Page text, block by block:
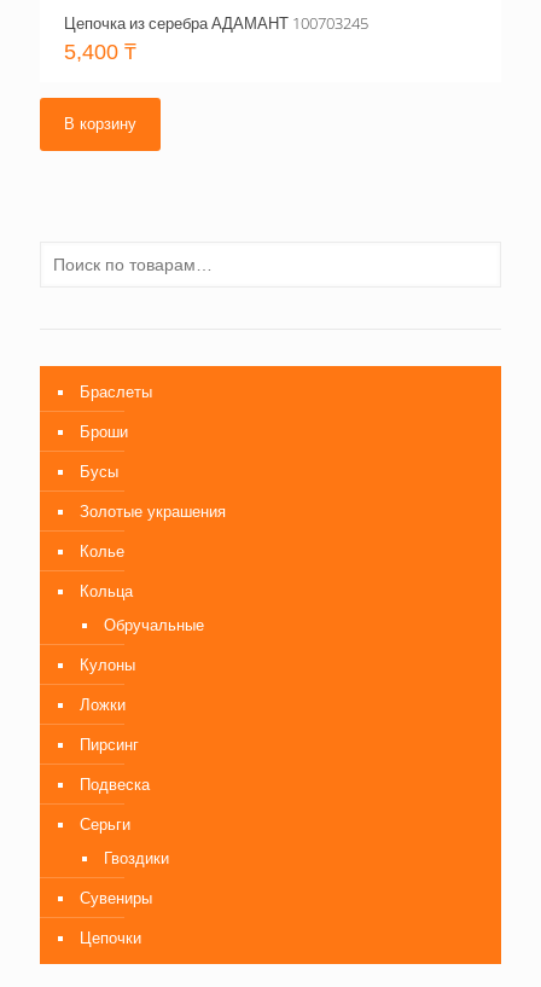
Цепочка из серебра АДАМАНТ 100703245
5,400 ₸
В корзину
Браслеты
Броши
Бусы
Золотые украшения
Колье
Кольца
Обручальные
Кулоны
Ложки
Пирсинг
Подвеска
Серьги
Гвоздики
Сувениры
Цепочки